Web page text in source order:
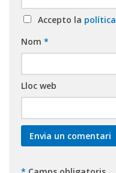
Accepto la
Nom *
Lloc web